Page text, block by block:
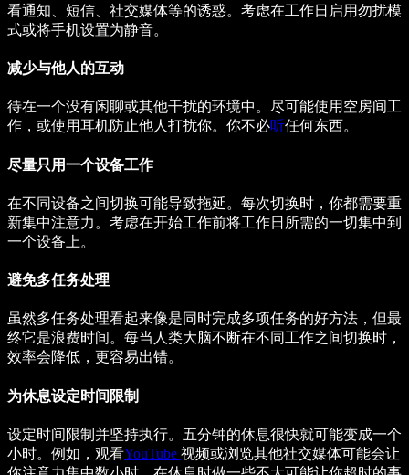
看通知、短信、社交媒体等的诱惑。考虑在工作日启用勿扰模
式或将手机设置为静音。
减少与他人的互动
待在一个没有闲聊或其他干扰的环境中。尽可能使用空房间工
作，或使用耳机防止他人打扰你。你不必听任何东西。
尽量只用一个设备工作
在不同设备之间切换可能导致拖延。每次切换时，你都需要重
新集中注意力。考虑在开始工作前将工作日所需的一切集中到
一个设备上。
避免多任务处理
虽然多任务处理看起来像是同时完成多项任务的好方法，但最
终它是浪费时间。每当人类大脑不断在不同工作之间切换时，
效率会降低，更容易出错。
为休息设定时间限制
设定时间限制并坚持执行。五分钟的休息很快就可能变成一个
小时。例如，观看YouTube 视频或浏览其他社交媒体可能会让